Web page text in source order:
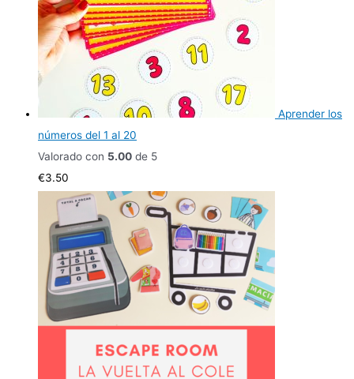
Aprender los
números del 1 al 20
Valorado con 5.00 de 5
€3.50